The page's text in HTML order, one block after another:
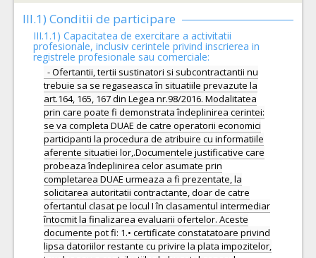
III.1) Conditii de participare
III.1.1) Capacitatea de exercitare a activitatii
profesionale, inclusiv cerintele privind inscrierea in
registrele profesionale sau comerciale:
- Ofertantii, tertii sustinatori si subcontractantii nu
trebuie sa se regaseasca în situatiile prevazute la
art.164, 165, 167 din Legea nr.98/2016. Modalitatea
prin care poate fi demonstrata îndeplinirea cerintei:
se va completa DUAE de catre operatorii economici
participanti la procedura de atribuire cu informatiile
aferente situatiei lor,.Documentele justificative care
probeaza îndeplinirea celor asumate prin
completarea DUAE urmeaza a fi prezentate, la
solicitarea autoritatii contractante, doar de catre
ofertantul clasat pe locul I în clasamentul intermediar
întocmit la finalizarea evaluarii ofertelor. Aceste
documente pot fi: 1.• certificate constatatoare privind
lipsa datoriilor restante cu privire la plata impozitelor,